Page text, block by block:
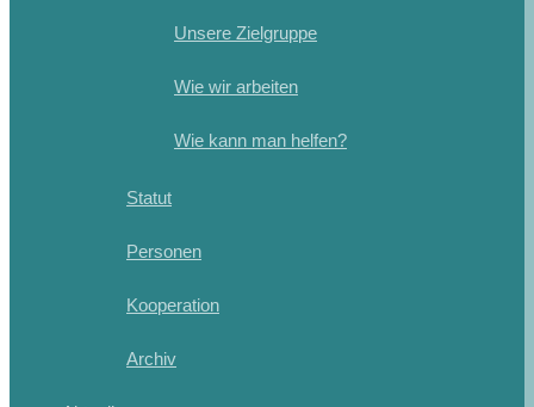
Unsere Zielgruppe
Wie wir arbeiten
Wie kann man helfen?
Statut
Personen
Kooperation
Archiv